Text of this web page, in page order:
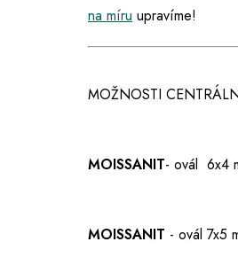
na míru upravíme!
MOŽNOSTI
MOISSANIT- ovál 6x4
MOISSANIT - ovál 7x5